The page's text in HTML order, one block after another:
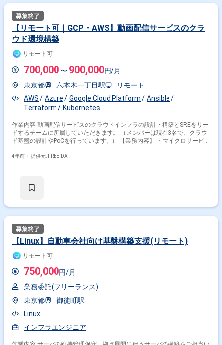
【リモート可｜GCP・AWS】動画配信サービスのクラ
ウド環境構築
リモート可
700,000 〜 900,000円/月
東京都
六本木一丁目駅
リモート
AWS
Azure Google Cloud Platform
Ansible
Terraform
Kubernetes
作業内容 動画配信サービスのクラウドインフラの設計・構築とSREをリー
ドするチームに所属していただきます。 （メンバーは現在3名で、クラウ
ド基盤の設計やPoCを行っています。） 【業務内容】 ・マイクロサービス
とそれをもとにしたパフォーマンスと安定性の改善 ・サービスレベル目標
Kubernetes, Cloud Run DB: Spanner, Cloud SQL (予定) CIツール: GitHub
4年前・ 提供元: FREE-DA
【Linux】自動車会社向け基盤構築支援(リモート)
リモート可
750,000円/月
業務委託(フリーランス)
東京都
御徒町駅
Linux
インフラエンジニア